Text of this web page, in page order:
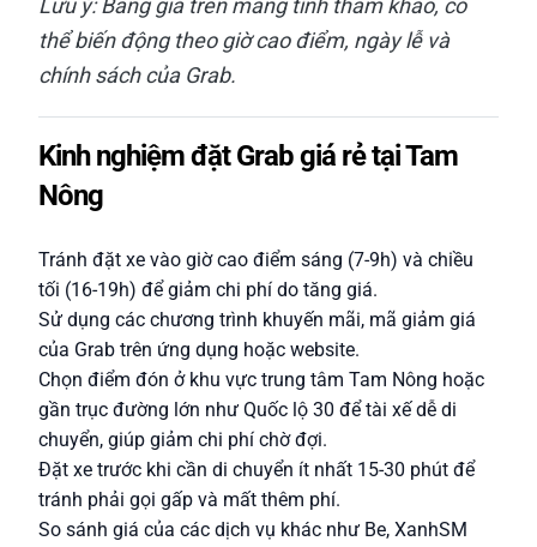
Lưu ý: Bảng giá trên mang tính tham khảo, có
thể biến động theo giờ cao điểm, ngày lễ và
chính sách của Grab.
Kinh nghiệm đặt Grab giá rẻ tại Tam
Nông
Tránh đặt xe vào giờ cao điểm sáng (7-9h) và chiều
tối (16-19h) để giảm chi phí do tăng giá.
Sử dụng các chương trình khuyến mãi, mã giảm giá
của Grab trên ứng dụng hoặc website.
Chọn điểm đón ở khu vực trung tâm Tam Nông hoặc
gần trục đường lớn như Quốc lộ 30 để tài xế dễ di
chuyển, giúp giảm chi phí chờ đợi.
Đặt xe trước khi cần di chuyển ít nhất 15-30 phút để
tránh phải gọi gấp và mất thêm phí.
So sánh giá của các dịch vụ khác như Be, XanhSM